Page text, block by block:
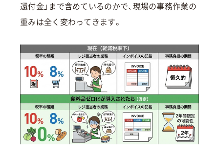
還付金」まで含めているのかで、現場の事務作業の
重みは全く変わってきます。